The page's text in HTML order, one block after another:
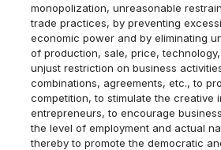
monopolization, unreasonable
trade practices, by preventing
economic power and by eliminating
of production, sale, price,
unjust restriction on business
combinations, agreements, etc., to
competition, to stimulate the creative
entrepreneurs, to encourage
the level of employment and actual
thereby to promote the democratic